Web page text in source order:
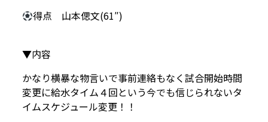
得点 山本偲文(61″)
▼内容
かなり横暴な物言いで事前連絡もなく試合開始時間
変更に給水タイム４回という今でも信じられないタ
イムスケジュール変更！！